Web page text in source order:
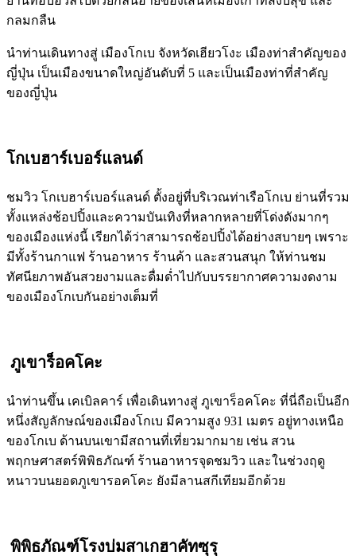
กลมกลืน
นำท่านเดินทางสู่ เมืองโกเบ จังหวัดเฮียวโงะ เมืองท่าสำคัญของ
ญี่ปุ่น เป็นเมืองขนาดใหญ่อันดับที่ 5 และเป็นเมืองท่าที่สำคัญ
ของญี่ปุ่น
โกเบฮาร์เบอร์แลนด์
ชมวิว โกเบฮาร์เบอร์แลนด์ ตั้งอยู่ที่บริเวณท่าเรือโกเบ ย่านที่รวม
ทั้งแหล่งช้อปปิ้งและความบันเทิงที่หลากหลายที่โด่งดังมากๆ
ของเมืองแห่งนี้ เรียกได้ว่าสามารถช้อปปิ้งได้อย่างสบายๆ เพราะ
มีทั้งร้านกาแฟ ร้านอาหาร ร้านค้า และสวนสนุก ให้ท่านชม
ทัศนียภาพอันสวยงามและดื่มด่ำไปกับบรรยากาศความงดงาม
ของเมืองโกเบกันอย่างเต็มที่
ภูเขาร็อคโคะ
นำท่านขึ้น เคเบิลคาร์ เพื่อเดินทางสู่ ภูเขาร็อคโคะ ที่นี่ถือเป็นอีก
หนึ่งสัญลักษณ์ของเมืองโกเบ มีความสูง 931 เมตร อยู่ทางเหนือ
ของโกเบ ด้านบนเขามีสถานที่เที่ยวมากมาย เช่น สวน
พฤกษศาสตร์พิพิธภัณฑ์ ร้านอาหารจุดชมวิว และในช่วงฤดู
หนาวบนยอดภูเขารอคโคะ ยังมีลานสกีเทียมอีกด้วย
พิพิธภัณฑ์โรงบ่มสาเกฮาคัทซุรุ